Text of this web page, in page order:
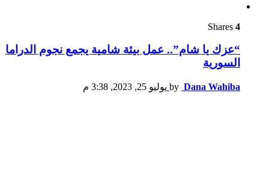
4
“عزك يا شام”.. عمل بيئة شامية يجمع نجوم الدراما
السورية
by Dana Wahiba يوليو 25, 2023, 3:38 م